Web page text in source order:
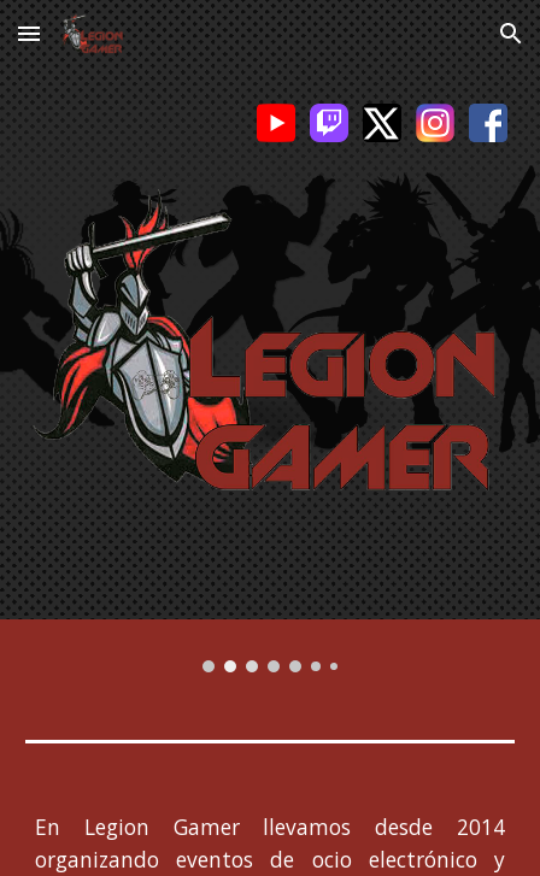
Skip to main content Skip to navigation
En Legion Gamer llevamos desde 2014
organizando eventos de ocio electrónico y